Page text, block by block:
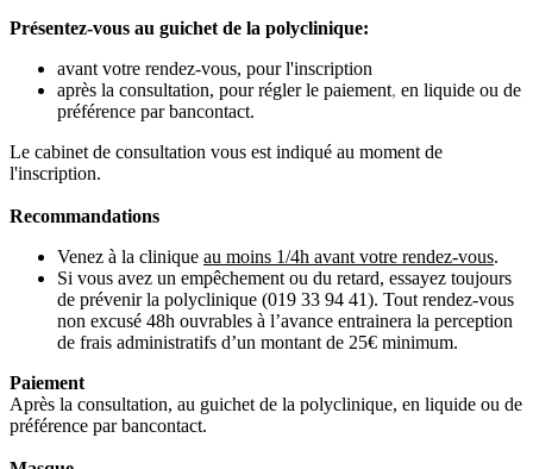
Présentez-vous au guichet de la polyclinique:
avant votre rendez-vous, pour l'inscription
après la consultation, pour régler le paiement, en liquide ou de
préférence par bancontact.
Le cabinet de consultation vous est indiqué au moment de
l'inscription.
Recommandations
Venez à la clinique au moins 1/4h avant votre rendez-vous.
Si vous avez un empêchement ou du retard, essayez toujours
de prévenir la polyclinique (019 33 94 41). Tout rendez-vous
non excusé 48h ouvrables à l’avance entrainera la perception
de frais administratifs d’un montant de 25€ minimum.
Paiement
Après la consultation, au guichet de la polyclinique, en liquide ou de
préférence par bancontact.